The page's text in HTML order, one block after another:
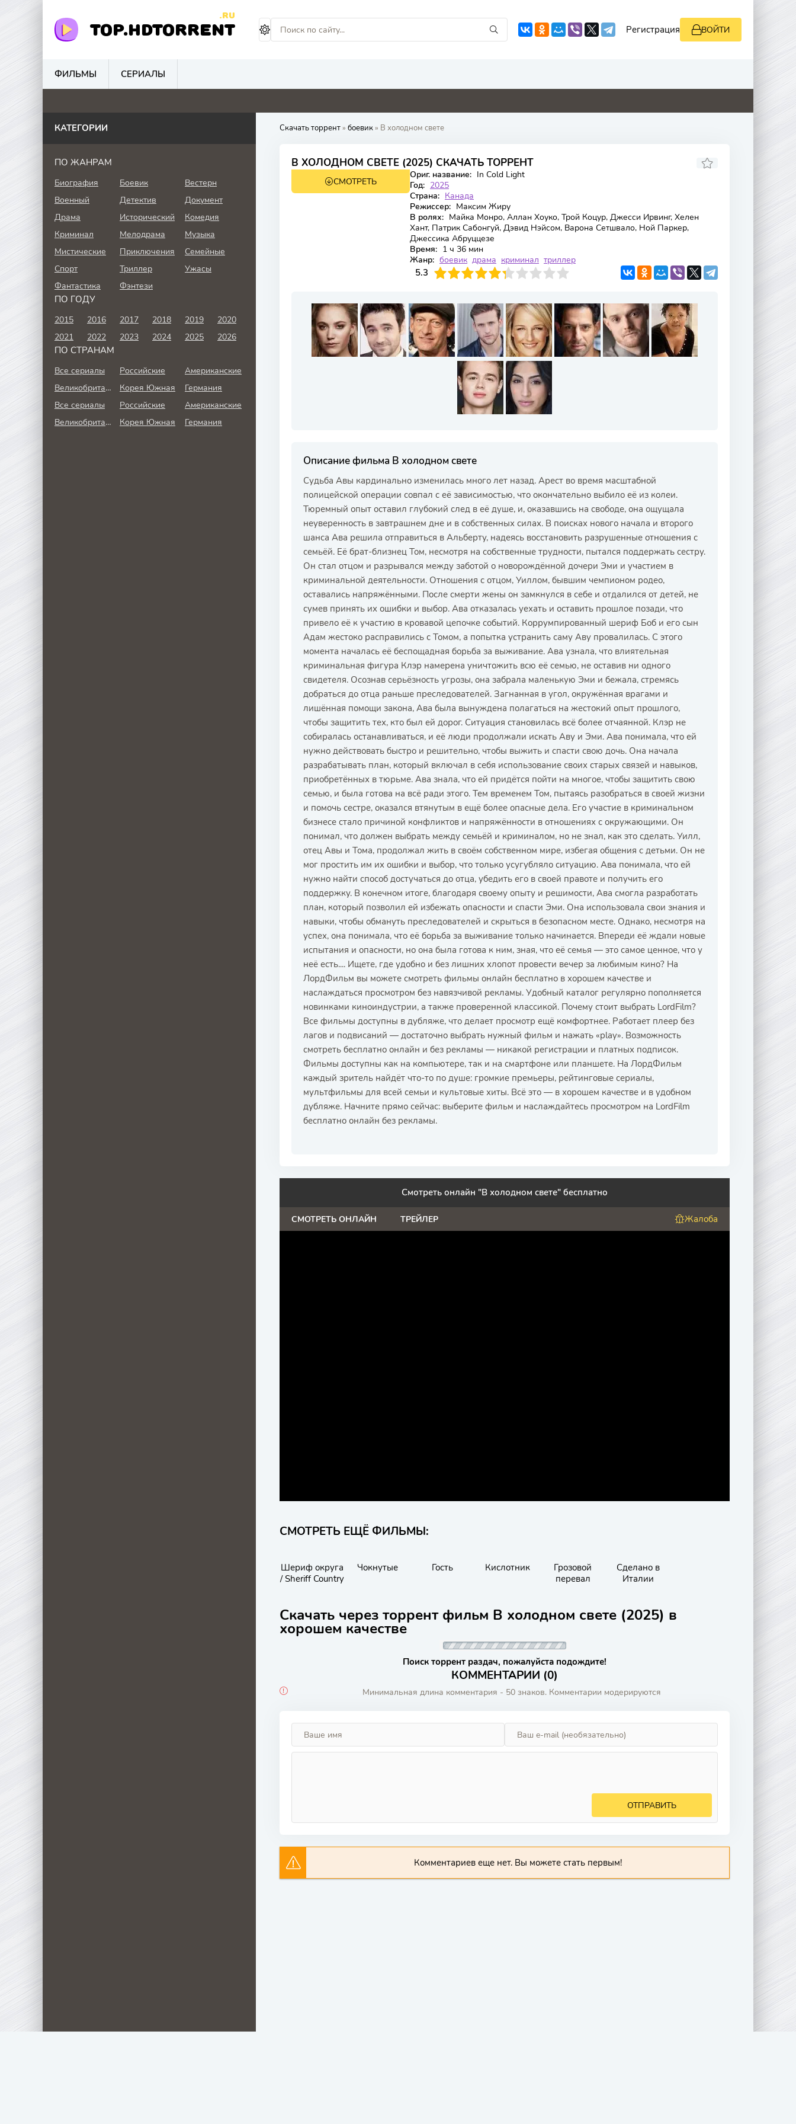
TOP.HDTORRENT
.RU
Регистрация ВОЙТИ
ФИЛЬМЫ СЕРИАЛЫ
0 0 4.1 0 4.8 0 0 0 0 4.8 8.8
Скачать торрент» боевик» В холодном свете
В ХОЛОДНОМ СВЕТЕ (2025) СКАЧАТЬ ТОРРЕНТ
5.2
СМОТРЕТЬ
Ориг. название: In Cold Light
Год: 2025
Страна: Канада
Режиссер: Максим Жиру
В ролях: Майка Монро, Аллан Хоуко, Трой Коцур, Джесси Ирвинг, Хелен
Хант, Патрик Сабонгуй, Дэвид Нэйсом, Варона Сетшвало, Ной Паркер,
Джессика Абруццезе
Время: 1 ч 36 мин
Жанр: боевик драма криминал триллер
5.3
4 6 7 8 9 10
Описание фильма В холодном свете
Судьба Авы кардинально изменилась много лет назад. Арест во время масштабной
полицейской операции совпал с её зависимостью, что окончательно выбило её из колеи.
Тюремный опыт оставил глубокий след в её душе, и, оказавшись на свободе, она ощущала
неуверенность в завтрашнем дне и в собственных силах. В поисках нового начала и второго
шанса Ава решила отправиться в Альберту, надеясь восстановить разрушенные отношения с
семьёй. Её брат-близнец Том, несмотря на собственные трудности, пытался поддержать сестру.
Он стал отцом и разрывался между заботой о новорождённой дочери Эми и участием в
криминальной деятельности. Отношения с отцом, Уиллом, бывшим чемпионом родео,
оставались напряжёнными. После смерти жены он замкнулся в себе и отдалился от детей, не
сумев принять их ошибки и выбор. Ава отказалась уехать и оставить прошлое позади, что
привело её к участию в кровавой цепочке событий. Коррумпированный шериф Боб и его сын
Адам жестоко расправились с Томом, а попытка устранить саму Аву провалилась. С этого
момента началась её беспощадная борьба за выживание. Ава узнала, что влиятельная
криминальная фигура Клэр намерена уничтожить всю её семью, не оставив ни одного
свидетеля. Осознав серьёзность угрозы, она забрала маленькую Эми и бежала, стремясь
добраться до отца раньше преследователей. Загнанная в угол, окружённая врагами и
лишённая помощи закона, Ава была вынуждена полагаться на жестокий опыт прошлого,
чтобы защитить тех, кто был ей дорог. Ситуация становилась всё более отчаянной. Клэр не
собиралась останавливаться, и её люди продолжали искать Аву и Эми. Ава понимала, что ей
нужно действовать быстро и решительно, чтобы выжить и спасти свою дочь. Она начала
разрабатывать план, который включал в себя использование своих старых связей и навыков,
приобретённых в тюрьме. Ава знала, что ей придётся пойти на многое, чтобы защитить свою
семью, и была готова на всё ради этого. Тем временем Том, пытаясь разобраться в своей жизни
и помочь сестре, оказался втянутым в ещё более опасные дела. Его участие в криминальном
бизнесе стало причиной конфликтов и напряжённости в отношениях с окружающими. Он
понимал, что должен выбрать между семьёй и криминалом, но не знал, как это сделать. Уилл,
отец Авы и Тома, продолжал жить в своём собственном мире, избегая общения с детьми. Он не
мог простить им их ошибки и выбор, что только усугубляло ситуацию. Ава понимала, что ей
нужно найти способ достучаться до отца, убедить его в своей правоте и получить его
поддержку. В конечном итоге, благодаря своему опыту и решимости, Ава смогла разработать
план, который позволил ей избежать опасности и спасти Эми. Она использовала свои знания и
навыки, чтобы обмануть преследователей и скрыться в безопасном месте. Однако, несмотря на
успех, она понимала, что её борьба за выживание только начинается. Впереди её ждали новые
испытания и опасности, но она была готова к ним, зная, что её семья — это самое ценное, что у
неё есть.... Ищете, где удобно и без лишних хлопот провести вечер за любимым кино? На
ЛордФильм вы можете смотреть фильмы онлайн бесплатно в хорошем качестве и
наслаждаться просмотром без навязчивой рекламы. Удобный каталог регулярно пополняется
новинками киноиндустрии, а также проверенной классикой. Почему стоит выбрать LordFilm?
Все фильмы доступны в дубляже, что делает просмотр ещё комфортнее. Работает плеер без
лагов и подвисаний — достаточно выбрать нужный фильм и нажать «play». Возможность
смотреть бесплатно онлайн и без рекламы — никакой регистрации и платных подписок.
Фильмы доступны как на компьютере, так и на смартфоне или планшете. На ЛордФильм
каждый зритель найдёт что-то по душе: громкие премьеры, рейтинговые сериалы,
мультфильмы для всей семьи и культовые хиты. Всё это — в хорошем качестве и в удобном
дубляже. Начните прямо сейчас: выберите фильм и наслаждайтесь просмотром на LordFilm
бесплатно онлайн без рекламы.
Смотреть онлайн "В холодном свете" бесплатно
СМОТРЕТЬ ОНЛАЙН ТРЕЙЛЕР Жалоба
СМОТРЕТЬ ЕЩЁ ФИЛЬМЫ:
Шериф округа
/ Sheriff Country
Чокнутые Гость Кислотник
Грозовой
перевал
Сделано в
Италии
Скачать через торрент фильм В холодном свете (2025) в
хорошем качестве
Поиск торрент раздач, пожалуйста подождите!
КОММЕНТАРИИ (0)
Минимальная длина комментария - 50 знаков. Комментарии модерируются
ОТПРАВИТЬ
Комментариев еще нет. Вы можете стать первым!
КАТЕГОРИИ
ПО ЖАНРАМ
Биография Боевик
Вестерн
Военный
Детектив
Документ
Драма
Исторический
Комедия
Криминал
Мелодрама
Музыка
Мистические
Приключения
Семейные
Спорт
Триллер
Ужасы
Фантастика
Фэнтези
ПО ГОДУ
2015 2016 2017 2018 2019
2020
2021
2022 2023 2024 2025 2026
ПО СТРАНАМ
Все сериалы Российские
Американские
Великобритания
Корея Южная
Германия
Все сериалы
Российские
Американские
Великобритания
Корея Южная Германия